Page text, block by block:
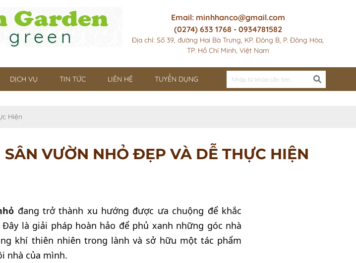
Email: minhhanco@gmail.com
(0274) 633 1768 - 0934781582
Địa chỉ: Số 39, đường Hai Bà Trưng, KP. Đông B, P. Đông Hòa,
TP. Hồ Chí Minh, Việt Nam
DỊCH VỤ TIN TỨC LIÊN HỆ TUYỂN DỤNG
Hiện
VƯỜN NHỎ ĐẸP VÀ DỄ THỰC HIỆN
đang trở thành xu hướng được ưa chuộng để khắc
là giải pháp hoàn hảo để phủ xanh những góc nhà
khí thiên nhiên trong lành và sở hữu một tác phẩm
nhà của mình.